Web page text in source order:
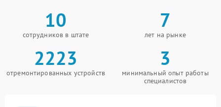
10
сотрудников в штате
7
лет на рынке
2223
отремонтированных устройств
3
минимальный опыт работы
специалистов